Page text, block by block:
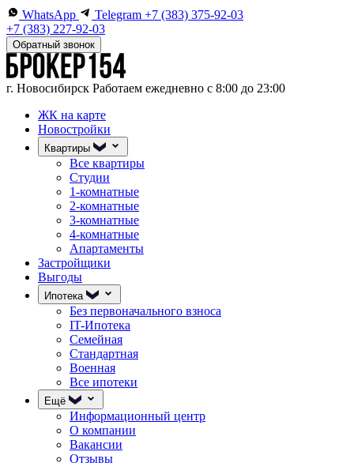
WhatsApp Telegram +7 (383) 375-92-03
+7 (383) 227-92-03
Обратный звонок
г. Новосибирск Работаем ежедневно с 8:00 до 23:00
ЖК на карте
Новостройки
Квартиры
Все квартиры
Студии
1-комнатные
2-комнатные
3-комнатные
4-комнатные
Апартаменты
Застройщики
Выгоды
Ипотека
Без первоначального взноса
IT-Ипотека
Семейная
Стандартная
Военная
Все ипотеки
Ещё
Информационный центр
О компании
Вакансии
Отзывы